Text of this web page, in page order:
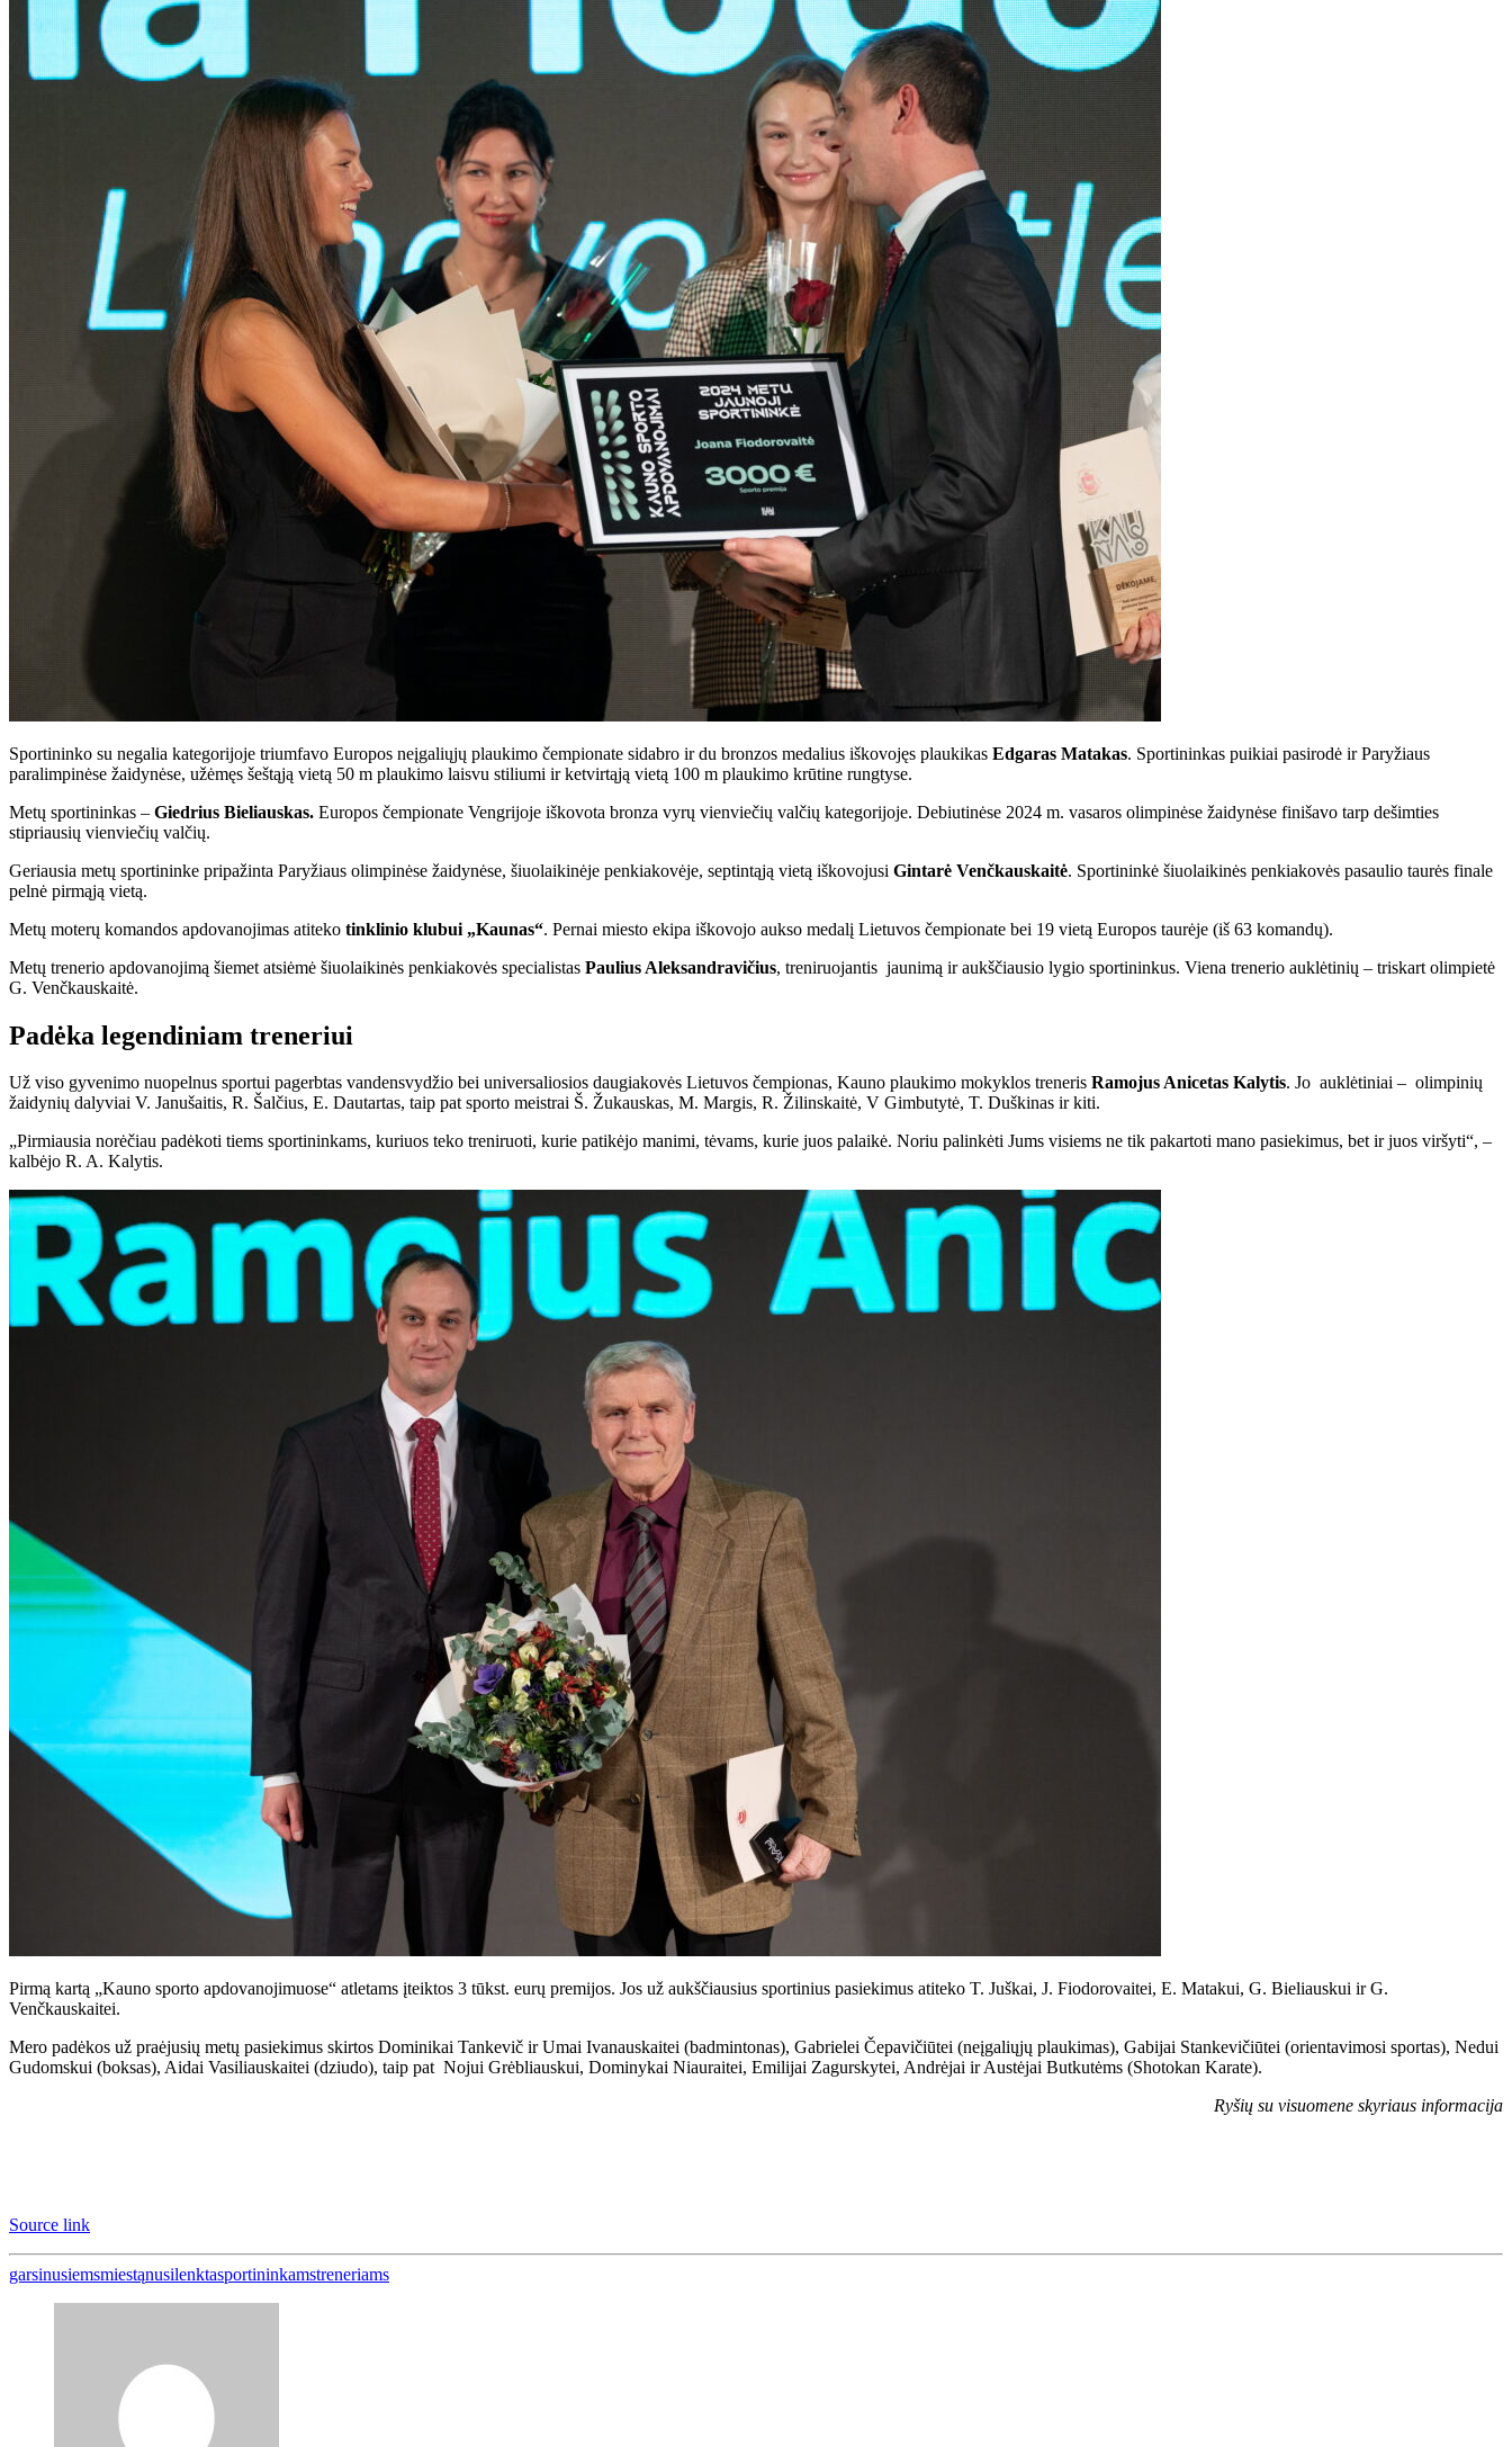
Sportininko su negalia kategorijoje triumfavo Europos neįgaliųjų plaukimo čempionate sidabro ir du bronzos medalius iškovojęs plaukikas Edgaras Matakas. Sportininkas puikiai pasirodė ir Paryžiaus
paralimpinėse žaidynėse, užėmęs šeštąją vietą 50 m plaukimo laisvu stiliumi ir ketvirtąją vietą 100 m plaukimo krūtine rungtyse.
Metų sportininkas – Giedrius Bieliauskas. Europos čempionate Vengrijoje iškovota bronza vyrų vienviečių valčių kategorijoje. Debiutinėse 2024 m. vasaros olimpinėse žaidynėse finišavo tarp dešimties
stipriausių vienviečių valčių.
Geriausia metų sportininke pripažinta Paryžiaus olimpinėse žaidynėse, šiuolaikinėje penkiakovėje, septintąją vietą iškovojusi Gintarė Venčkauskaitė. Sportininkė šiuolaikinės penkiakovės pasaulio taurės finale
pelnė pirmąją vietą.
Metų moterų komandos apdovanojimas atiteko tinklinio klubui „Kaunas“. Pernai miesto ekipa iškovojo aukso medalį Lietuvos čempionate bei 19 vietą Europos taurėje (iš 63 komandų).
Metų trenerio apdovanojimą šiemet atsiėmė šiuolaikinės penkiakovės specialistas Paulius Aleksandravičius, treniruojantis jaunimą ir aukščiausio lygio sportininkus. Viena trenerio auklėtinių – triskart olimpietė
G. Venčkauskaitė.
Padėka legendiniam treneriui
Už viso gyvenimo nuopelnus sportui pagerbtas vandensvydžio bei universaliosios daugiakovės Lietuvos čempionas, Kauno plaukimo mokyklos treneris Ramojus Anicetas Kalytis. Jo auklėtiniai – olimpinių
žaidynių dalyviai V. Janušaitis, R. Šalčius, E. Dautartas, taip pat sporto meistrai Š. Žukauskas, M. Margis, R. Žilinskaitė, V Gimbutytė, T. Duškinas ir kiti.
„Pirmiausia norėčiau padėkoti tiems sportininkams, kuriuos teko treniruoti, kurie patikėjo manimi, tėvams, kurie juos palaikė. Noriu palinkėti Jums visiems ne tik pakartoti mano pasiekimus, bet ir juos viršyti“, –
kalbėjo R. A. Kalytis.
Pirmą kartą „Kauno sporto apdovanojimuose“ atletams įteiktos 3 tūkst. eurų premijos. Jos už aukščiausius sportinius pasiekimus atiteko T. Juškai, J. Fiodorovaitei, E. Matakui, G. Bieliauskui ir G.
Venčkauskaitei.
Mero padėkos už praėjusių metų pasiekimus skirtos Dominikai Tankevič ir Umai Ivanauskaitei (badmintonas), Gabrielei Čepavičiūtei (neįgaliųjų plaukimas), Gabijai Stankevičiūtei (orientavimosi sportas), Nedui
Gudomskui (boksas), Aidai Vasiliauskaitei (dziudo), taip pat Nojui Grėbliauskui, Dominykai Niauraitei, Emilijai Zagurskytei, Andrėjai ir Austėjai Butkutėms (Shotokan Karate).
Ryšių su visuomene skyriaus informacija
Source link
garsinusiemsmiestąnusilenktasportininkamstreneriams